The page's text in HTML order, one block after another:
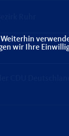
CDU
wir Ihre